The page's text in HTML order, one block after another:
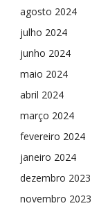
agosto 2024
julho 2024
junho 2024
maio 2024
abril 2024
março 2024
fevereiro 2024
janeiro 2024
dezembro 2023
novembro 2023